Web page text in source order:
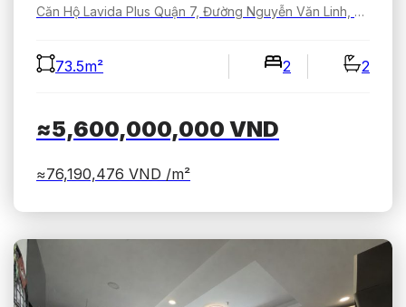
Căn Hộ Lavida Plus Quận 7, Đường Nguyễn Văn Linh, Tân Hưng, Hồ Chí Minh, Việt Nam
73.5m² 2 2
≈5,600,000,000 VND
≈76,190,476 VND /m²